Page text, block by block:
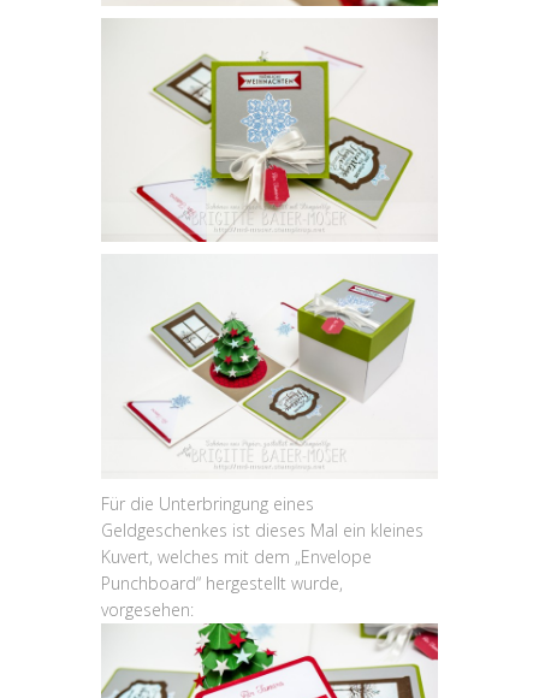
Für die Unterbringung eines
Geldgeschenkes ist dieses Mal ein kleines
Kuvert, welches mit dem „Envelope
Punchboard“ hergestellt wurde,
vorgesehen: